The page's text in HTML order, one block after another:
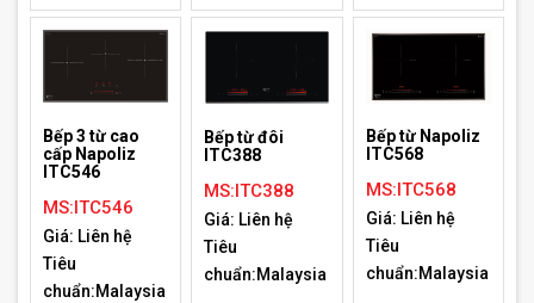
Bếp 3 từ cao
cấp Napoliz
ITC546
MS:ITC546
Giá: Liên hệ
Tiêu
chuẩn:Malaysia
Bếp từ đôi
ITC388
MS:ITC388
Giá: Liên hệ
Tiêu
chuẩn:Malaysia
Bếp từ Napoliz
ITC568
MS:ITC568
Giá: Liên hệ
Tiêu
chuẩn:Malaysia